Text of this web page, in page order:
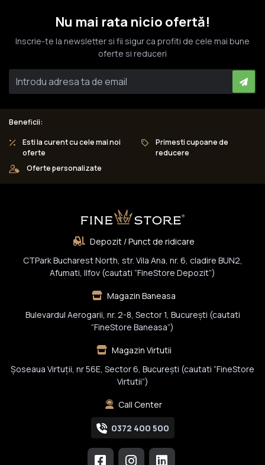
Nu mai rata nicio ofertă!
Inscrie-te la newsletter si fii sigur ca profiti de cele mai bune
oferte si reduceri
Beneficii:
Esti la curent cu cele mai noi
oferte
Primesti cupoane de
reducere
Oferte personalizate
Depozit / Punct de ridicare
CTPark Bucharest North, str. Vila Ana, nr. 6, cladire BUN2,
Afumati, Ilfov (cautati “FineStore Depozit”)
Magazin Baneasa
Bulevardul Aerogarii, nr. 2-8, Sector 1, Bucureşti (cautati
“FineStore Baneasa”)
Magazin Virtutii
Șoseaua Virtuții, nr 56E, Sector 6, București (cautati “FineStore
Virtutii”)
Call Center
0372 400 500